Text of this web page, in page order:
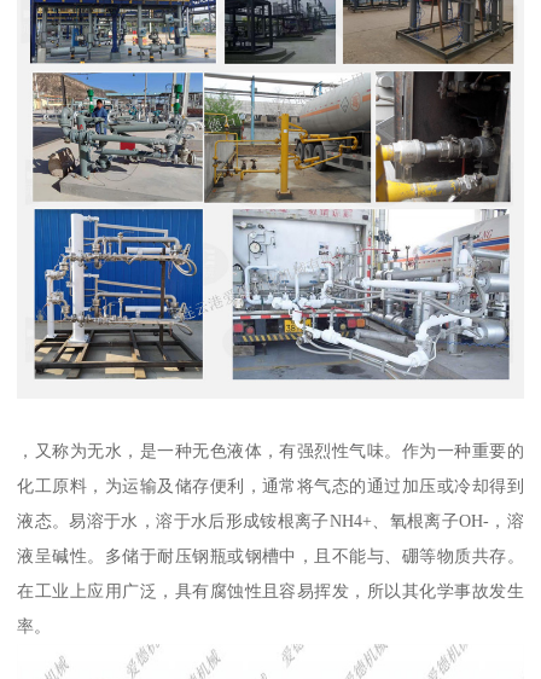
，又称为无水，是一种无色液体，有强烈性气味。作为一种重要的
化工原料，为运输及储存便利，通常将气态的通过加压或冷却得到
液态。易溶于水，溶于水后形成铵根离子NH4+、氧根离子OH-，溶
液呈碱性。多储于耐压钢瓶或钢槽中，且不能与、硼等物质共存。
在工业上应用广泛，具有腐蚀性且容易挥发，所以其化学事故发生
率。